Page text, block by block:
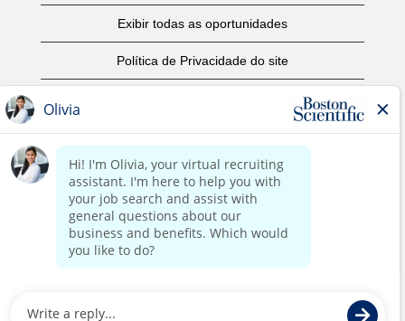
Exibir todas as oportunidades
Política de Privacidade do site
Aviso de Direitos Autorais
Entre em contato conosco
Página corporativa